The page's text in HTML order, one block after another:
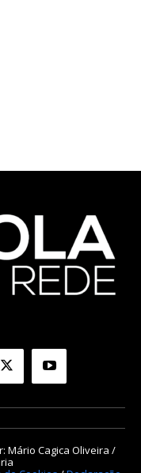
Mário Cagica Oliveira /